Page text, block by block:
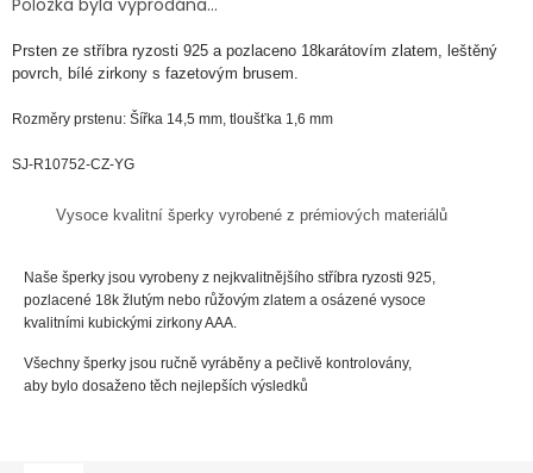
Položka byla vyprodána…
Prsten ze stříbra ryzosti 925 a pozlaceno 18karátovím zlatem, leštěný
povrch, bílé zirkony s fazetovým brusem.
Rozměry prstenu: Šířka 14,5 mm, tloušťka 1,6 mm
SJ-R10752-CZ-YG
Vysoce kvalitní šperky vyrobené z prémiových materiálů
Naše šperky jsou vyrobeny z nejkvalitnějšího stříbra ryzosti 925,
pozlacené 18k žlutým nebo růžovým zlatem a osázené vysoce
kvalitními kubickými zirkony AAA.
Všechny šperky jsou ručně vyráběny a pečlivě kontrolovány,
aby bylo dosaženo těch nejlepších výsledků